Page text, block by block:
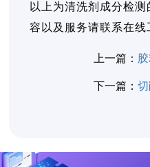
以上为清洗剂成分检
容以及服务请联系在线
上一篇：
下一篇：